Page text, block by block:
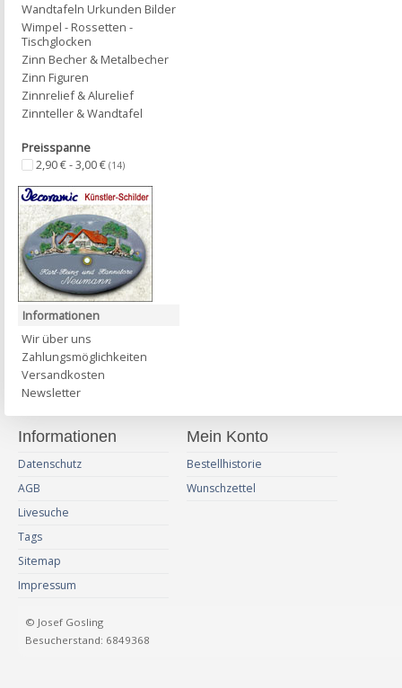
Wandtafeln Urkunden Bilder
Wimpel - Rossetten -
Tischglocken
Zinn Becher & Metalbecher
Zinn Figuren
Zinnrelief & Alurelief
Zinnteller & Wandtafel
Preisspanne
2,90 € - 3,00 € (14)
Informationen
Wir über uns
Zahlungsmöglichkeiten
Versandkosten
Newsletter
Informationen
Datenschutz
AGB
Livesuche
Tags
Sitemap
Impressum
Mein Konto
Bestellhistorie
Wunschzettel
© Josef Gosling
Besucherstand: 6849368